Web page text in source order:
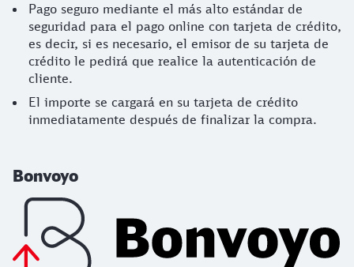
Pago seguro mediante el más alto estándar de
seguridad para el pago online con tarjeta de crédito,
es decir, si es necesario, el emisor de su tarjeta de
crédito le pedirá que realice la autenticación de
cliente.
El importe se cargará en su tarjeta de crédito
inmediatamente después de finalizar la compra.
Bonvoyo